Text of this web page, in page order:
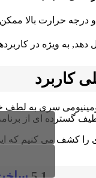
درجه حرارت بالا
دهد, به ویژه در
آلومینیومی سری به
گسترده ای از
را کشف می کنیم که